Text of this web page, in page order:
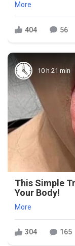
More
404 56
10 h 21 min
This Simple
Your Body!
More
304 165